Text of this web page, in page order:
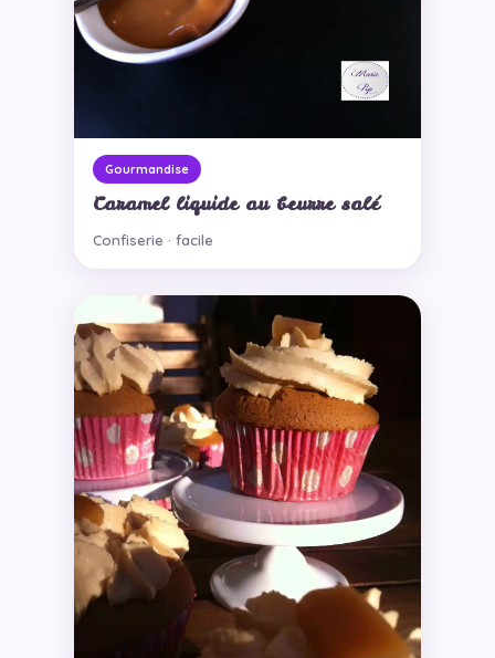
Gourmandise
Caramel liquide au beurre salé
Confiserie · facile